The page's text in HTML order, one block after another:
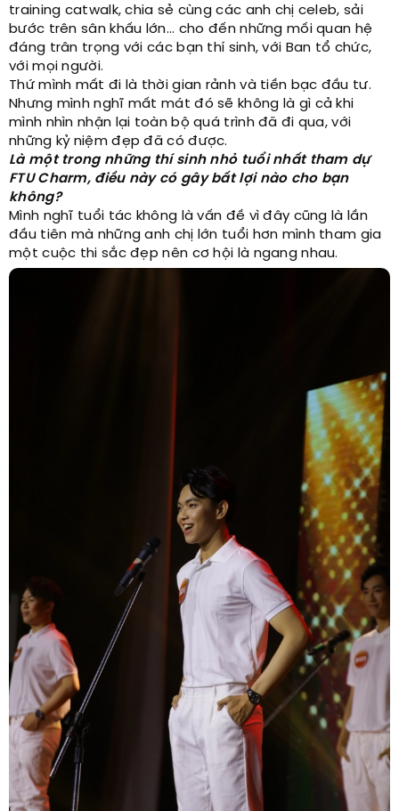
training catwalk, chia sẻ cùng các anh chị celeb, sải
bước trên sân khấu lớn... cho đến những mối quan hệ
đáng trân trọng với các bạn thí sinh, với Ban tổ chức,
với mọi người.
Thứ mình mất đi là thời gian rảnh và tiền bạc đầu tư.
Nhưng mình nghĩ mất mát đó sẽ không là gì cả khi
mình nhìn nhận lại toàn bộ quá trình đã đi qua, với
những kỷ niệm đẹp đã có được.
Là một trong những thí sinh nhỏ tuổi nhất tham dự
FTU Charm, điều này có gây bất lợi nào cho bạn
không?
Mình nghĩ tuổi tác không là vấn đề vì đây cũng là lần
đầu tiên mà những anh chị lớn tuổi hơn mình tham gia
một cuộc thi sắc đẹp nên cơ hội là ngang nhau.